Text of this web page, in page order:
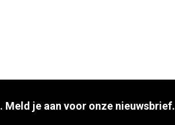
je aan voor onze nieuwsbrief.